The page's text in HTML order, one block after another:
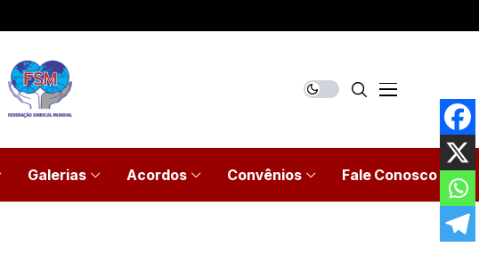
Galerias Acordos Convênios Fale Conosco